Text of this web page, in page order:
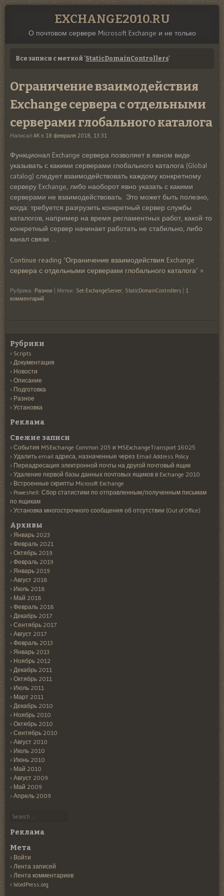
EXCHANGE2010.RU
О почтовом сервере Microsoft Exchange и не только
Все записи с меткой 'StaticDomainControllers'
Ограничение взаимодействия
Exchange сервера с отдельными
серверами глобального каталога
Написал AK в 18 февраля 2018, 13:31
Функционал Exchange сервера позволяет в явном виде
указывать с какими серверами глобального каталога (Global
catalog) следует взаимодействовать каждому конкретному
серверу Exchange, либо наоборот явно указать с какими
серверами не взаимодействовать. Это может быть полезно,
когда: требуется разгрузить конкретный сервер службы
каталогов, например на время регламентных работ, какой-то
конкретный сервер начинает работать не стабильно, либо
канал связи …
Continue reading ‘Ограничение взаимодействия Exchange
сервера с отдельными серверами глобального каталога’ »
Рубрика: Разное Метки: Set-ExchangeServer, StaticDomainControllers
1
комментарий
Рубрики
Scripts
Документация
Новости
Описание
Подготовка
Разное
Установка
Реклама
Свежие записи
События MSExchange Common 205 и MSExchangeTransport 16025
Удалить email адреса, назначенные через Email Address Policy
Переадресация электронной почты на другой почтовый ящик
Удаление первой базы данных почтовых ящиков в Exchange 2010
Встроенные скрипты Microsoft Exchange
Poweshell: Сбор статистики по отправленным/полученным письмам
по ящикам
Установка многострочного сообщения об отсутствии (Out of Office)
Архивы
Январь 2023
Февраль 2021
Октябрь 2019
Февраль 2019
Январь 2019
Август 2018
Июль 2018
Май 2018
Февраль 2018
Декабрь 2017
Сентябрь 2017
Август 2017
Февраль 2013
Январь 2013
Ноябрь 2012
Декабрь 2011
Октябрь 2011
Июль 2011
Март 2011
Декабрь 2010
Ноябрь 2010
Октябрь 2010
Сентябрь 2010
Август 2010
Июль 2010
Июнь 2010
Май 2010
Август 2009
Май 2009
Апрель 2009
Search
Реклама
Мета
Войти
Лента записей
Лента комментариев
WordPress.org